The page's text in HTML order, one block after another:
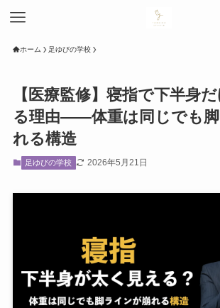
ホーム 足ゆびの学校
【医療監修】寝指で下半身
る理由――体重は同じでも
れる構造
足ゆびの学校 2026年5月21日